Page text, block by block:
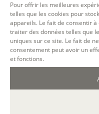
Pour offrir les meilleures
telles que les cookies pour
appareils. Le fait de consentir
traiter des données telles que
uniques sur ce site. Le fait de
consentement peut avoir un
et fonctions.
NOS ATELIERS
Découverte
L’école d’écriture
La fabrique du manuscrit
Les stages pour artistes-
Se former à la